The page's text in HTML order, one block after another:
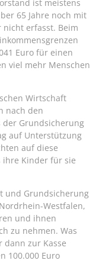
ist meistens
65 Jahre noch mit
erfasst. Beim
Euro für einen
viel mehr Menschen
Wirtschaft
nach den
der Grundsicherung
auf Unterstützung
auf diese
ihre Kinder für sie
und Grundsicherung
Westfalen,
und ihnen
zu nehmen. Was
zur Kasse
100.000 Euro